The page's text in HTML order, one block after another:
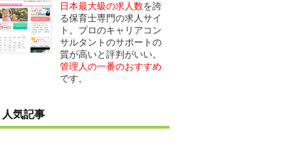
日本最大級の求人数を誇
る保育士専門の求人サイ
ト。プロのキャリアコン
サルタントのサポートの
質が高いと評判がいい。
管理人の一番のおすすめ
です。
人気記事